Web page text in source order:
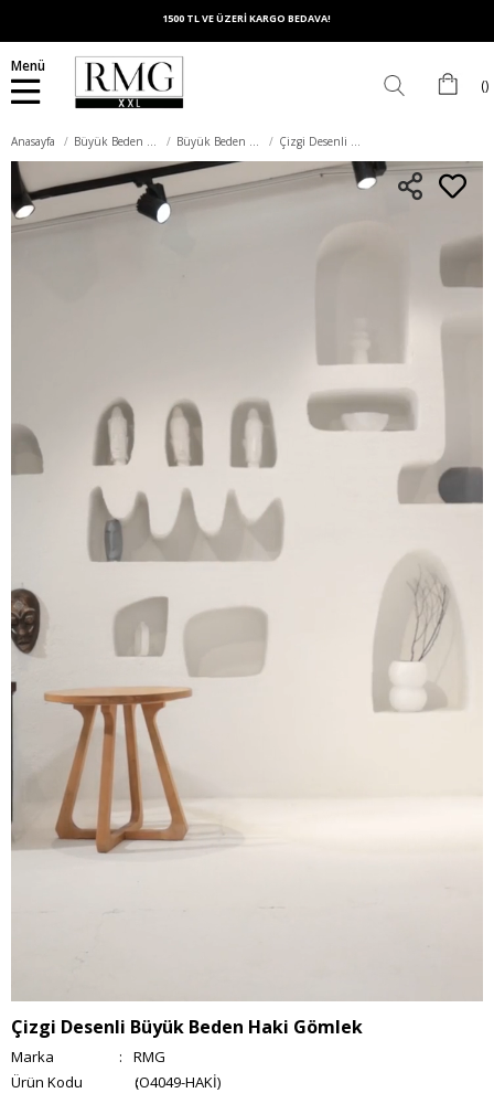
1500 TL VE ÜZERİ KARGO BEDAVA!
Menü
Anasayfa Büyük Beden Üst Giyim Büyük Beden Gömlek Çizgi Desenli Büyük Beden Haki Gömlek
Çizgi Desenli Büyük Beden Haki Gömlek
Marka :
RMG
(O4049-HAKİ)